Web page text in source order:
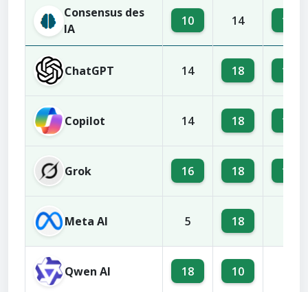
Consensus des
IA
10 14 16
ChatGPT 14 18 10
Copilot 14 18 16
Grok 16 18 10
Meta AI 5 18
Qwen AI 18 10